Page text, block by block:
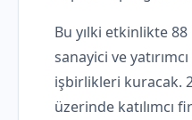
Bu yılki etkinlikte
sanayici ve
işbirlikleri kuracak.
üzerinde katılımcı